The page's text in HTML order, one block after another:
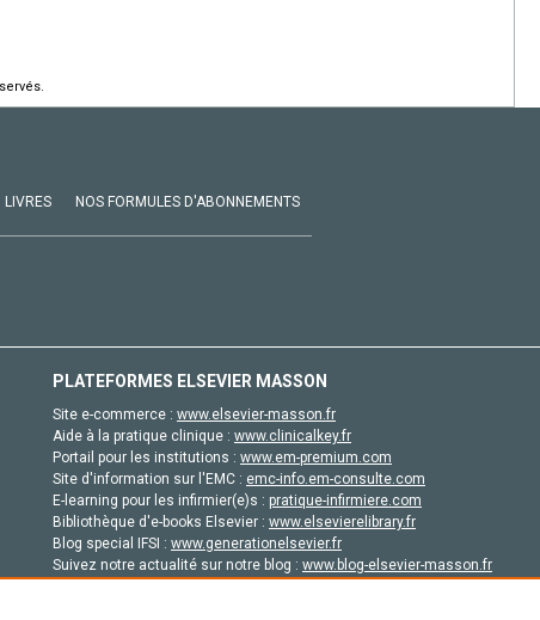
LIVRES NOS FORMULES D'ABONNEMENTS
PLATEFORMES ELSEVIER MASSON
Site e-commerce : www.elsevier-masson.fr
Aide à la pratique clinique : www.clinicalkey.fr
Portail pour les institutions : www.em-premium.com
Site d'information sur l'EMC : emc-info.em-consulte.com
E-learning pour les infirmier(e)s : pratique-infirmiere.com
Bibliothèque d'e-books Elsevier : www.elsevierelibrary.fr
Blog special IFSI : www.generationelsevier.fr
Suivez notre actualité sur notre blog : www.blog-elsevier-masson.fr